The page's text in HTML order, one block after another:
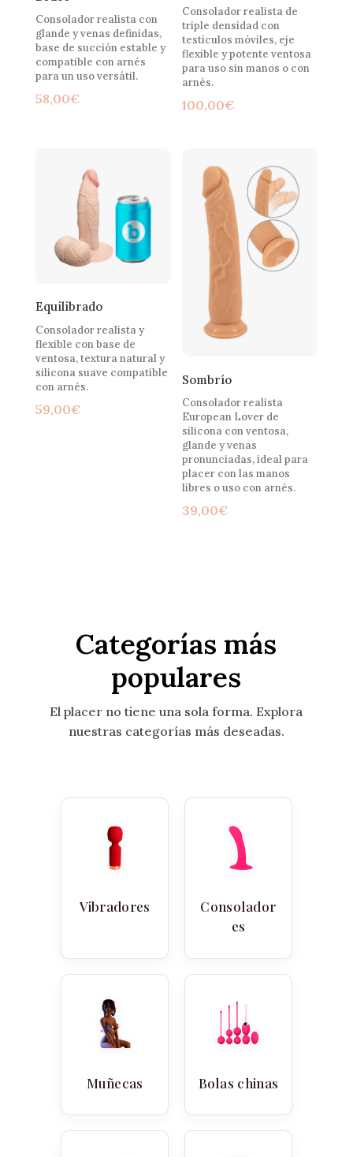
Consolador realista con
glande y venas definidas,
base de succión estable y
compatible con arnés
para un uso versátil.
58,00€
Consolador realista de
triple densidad con
testículos móviles, eje
flexible y potente ventosa
para uso sin manos o con
arnés.
100,00€
Equilibrado
Consolador realista y
flexible con base de
ventosa, textura natural y
silicona suave compatible
con arnés.
59,00€
Sombrío
Consolador realista
European Lover de
silicona con ventosa,
glande y venas
pronunciadas, ideal para
placer con las manos
libres o uso con arnés.
39,00€
Categorías más
populares
El placer no tiene una sola forma. Explora
nuestras categorías más deseadas.
Vibradores
Consolador
es
Muñecas Bolas chinas